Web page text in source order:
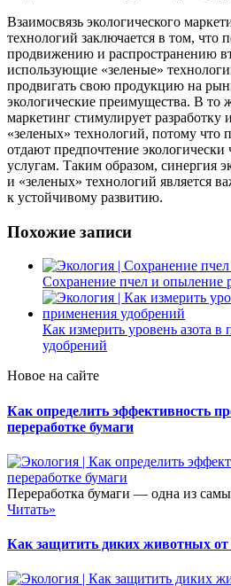
Взаимосвязь экологического
технологий заключается в том, что
продвижению и распространению
использующие «зеленые»
продвигать свою продукцию на
экологические преимущества. В то
маркетинг стимулирует
«зеленых» технологий, потому что
отдают предпочтение
услугам. Таким образом, синергия
и «зеленых» технологий является
к устойчивому развитию.
Похожие записи
Сохранение пчел и опыление
Как измерить уровень азота
удобрений
Новое на сайте
Как определить эффективность
переработке бумаги
Переработка бумаги — одна из
Читать»
Как защитить диких животных